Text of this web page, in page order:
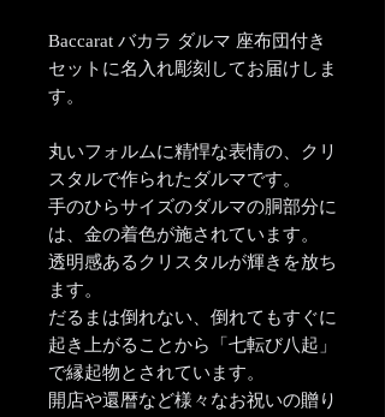
Baccarat バカラ ダルマ 座布団付き
セットに名入れ彫刻してお届けしま
す。
丸いフォルムに精悍な表情の、クリ
スタルで作られたダルマです。
手のひらサイズのダルマの胴部分に
は、金の着色が施されています。
透明感あるクリスタルが輝きを放ち
ます。
だるまは倒れない、倒れてもすぐに
起き上がることから「七転び八起」
で縁起物とされています。
開店や還暦など様々なお祝いの贈り